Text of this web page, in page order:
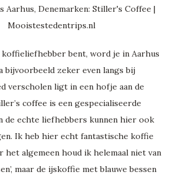
koffieliefhebber bent, word je in Aarhus
bijvoorbeeld zeker even langs bij
verscholen ligt in een hofje aan de
coffee is een gespecialiseerde
de echte liefhebbers kunnen hier ook
Ik heb hier echt fantastische koffie
het algemeen houd ik helemaal niet van
maar de ijskoffie met blauwe bessen